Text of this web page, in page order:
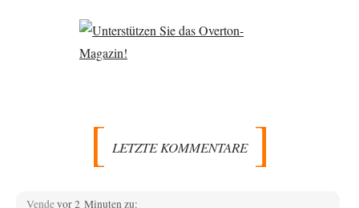
LETZTE KOMMENTARE
Vendevor 2 Minuten zu: